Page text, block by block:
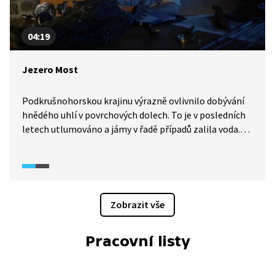
04:19
Jezero Most
Podkrušnohorskou krajinu výrazně ovlivnilo dobývání
hnědého uhlí v povrchových dolech. To je v posledních
letech utlumováno a jámy v řadě případů zalila voda.
vzniklé jezero u města Most, které se napouštělo celé
Zobrazit vše
Pracovní listy